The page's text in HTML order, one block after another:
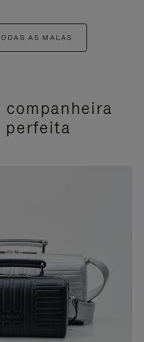
AS MALAS
perfeita